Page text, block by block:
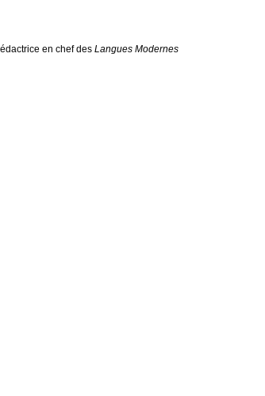
en chef des Langues Modernes